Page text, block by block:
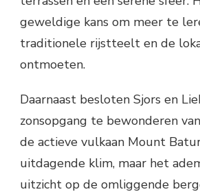
geweldige kans om meer te
traditionele rijstteelt en de
ontmoeten.
Daarnaast besloten Sjors en
zonsopgang te bewonderen
de actieve vulkaan Mount
uitdagende klim, maar het
uitzicht op de omliggende